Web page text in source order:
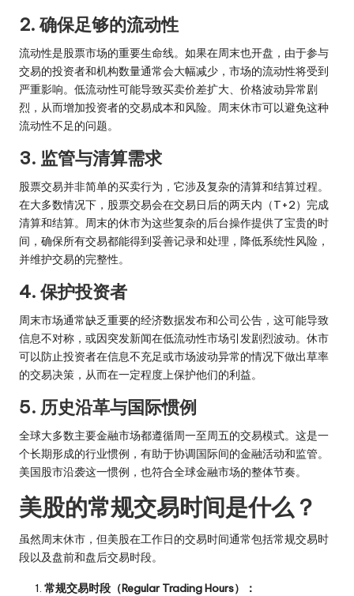
2. 确保足够的流动性
流动性是股票市场的重要生命线。如果在周末也开盘，由于参与
交易的投资者和机构数量通常会大幅减少，市场的流动性将受到
严重影响。低流动性可能导致买卖价差扩大、价格波动异常剧
烈，从而增加投资者的交易成本和风险。周末休市可以避免这种
流动性不足的问题。
3. 监管与清算需求
股票交易并非简单的买卖行为，它涉及复杂的清算和结算过程。
在大多数情况下，股票交易会在交易日后的两天内（T+2）完成
清算和结算。周末的休市为这些复杂的后台操作提供了宝贵的时
间，确保所有交易都能得到妥善记录和处理，降低系统性风险，
并维护交易的完整性。
4. 保护投资者
周末市场通常缺乏重要的经济数据发布和公司公告，这可能导致
信息不对称，或因突发新闻在低流动性市场引发剧烈波动。休市
可以防止投资者在信息不充足或市场波动异常的情况下做出草率
的交易决策，从而在一定程度上保护他们的利益。
5. 历史沿革与国际惯例
全球大多数主要金融市场都遵循周一至周五的交易模式。这是一
个长期形成的行业惯例，有助于协调国际间的金融活动和监管。
美国股市沿袭这一惯例，也符合全球金融市场的整体节奏。
美股的常规交易时间是什么？
虽然周末休市，但美股在工作日的交易时间通常包括常规交易时
段以及盘前和盘后交易时段。
常规交易时段（Regular Trading Hours）：